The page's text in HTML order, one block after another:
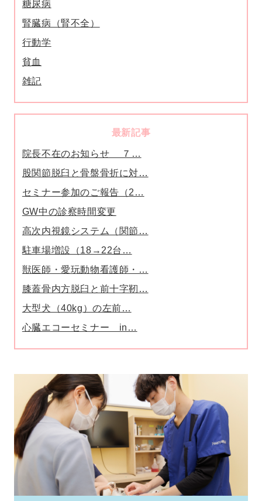
糖尿病
腎臓病（腎不全）
行動学
貧血
雑記
最新記事
院長不在のお知らせ ７…
股関節脱臼と骨盤骨折に対…
セミナー参加のご報告（2…
GW中の診察時間変更
高次内視鏡システム（関節…
駐車場増設（18→22台…
獣医師・愛玩動物看護師・…
膝蓋骨内方脱臼と前十字靭…
大型犬（40kg）の左前…
心臓エコーセミナー in…